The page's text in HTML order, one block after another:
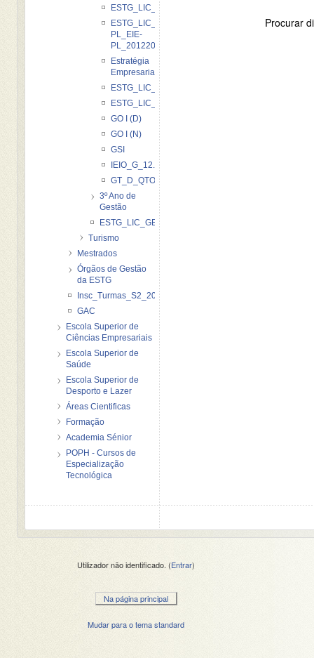
Procurar
ESTG_LIC_G_EIE_20122013
ESTG_LIC_G-
PL_EIE-
PL_20122013
Estratégia
Empresarial
ESTG_LIC_G_FEI_20122013
ESTG_LIC_GN_FEI_20122013
GO I (D)
GO I (N)
GSI
IEIO_G_12.13
GT_D_QTO
3º Ano de
Gestão
ESTG_LIC_GESTAO_ePLACARD_20122013
Turismo
Mestrados
Órgãos de Gestão
da ESTG
Insc_Turmas_S2_2012_2013
GAC
Escola Superior de
Ciências Empresariais
Escola Superior de
Saúde
Escola Superior de
Desporto e Lazer
Áreas Cientificas
Formação
Academia Sénior
POPH - Cursos de
Especialização
Tecnológica
Utilizador não identificado. (Entrar)
Na página principal
Mudar para o tema standard